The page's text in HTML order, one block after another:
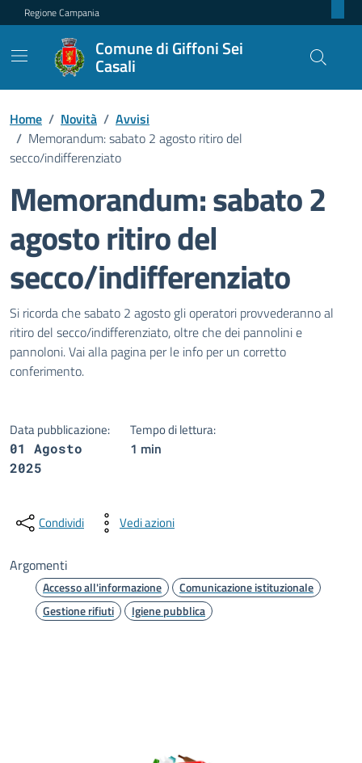
Regione Campania
Comune di Giffoni Sei
Casali
Home / Novità / Avvisi
/ Memorandum: sabato 2 agosto ritiro del
secco/indifferenziato
Memorandum: sabato 2
agosto ritiro del
secco/indifferenziato
Dettagli della notizia
Si ricorda che sabato 2 agosto gli operatori provvederanno al
ritiro del secco/indifferenziato, oltre che dei pannolini e
pannoloni. Vai alla pagina per le info per un corretto
conferimento.
Data pubblicazione:
01 Agosto
2025
Tempo di lettura:
1 min
Condividi Vedi azioni
Argomenti
Accesso all'informazione
Comunicazione istituzionale
Gestione rifiuti
Igiene pubblica